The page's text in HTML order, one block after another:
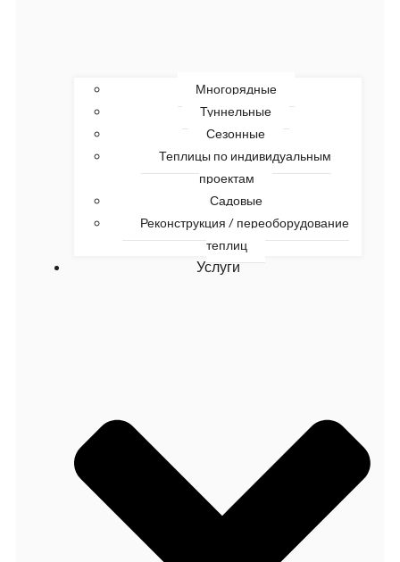
Многорядные
Туннельные
Сезонные
Теплицы по индивидуальным
проектам
Садовые
Реконструкция / переоборудование
теплиц
Услуги